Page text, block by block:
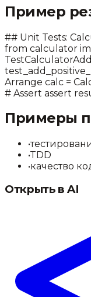
Пример
## Unit Tests:
from calculator
Arrange calc =
# Assert assert
Примеры
•
•TDD
•качество
Открыть в AI